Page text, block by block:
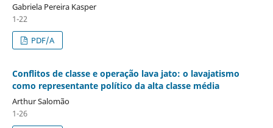
Gabriela Pereira Kasper
1-22
PDF/A
Conflitos de classe e operação lava jato: o lavajatismo
como representante político da alta classe média
Arthur Salomão
1-26